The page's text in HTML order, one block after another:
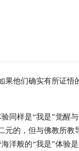
果他们确实有所证悟
同样是“我是”觉醒
元的，但与佛教所教
洋般的“我是”体验